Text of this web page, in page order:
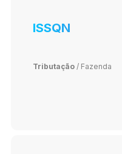
ISSQN
Tributação/ Fazenda